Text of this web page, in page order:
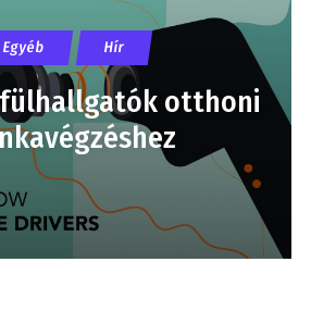
Egyéb Hír
otthoni